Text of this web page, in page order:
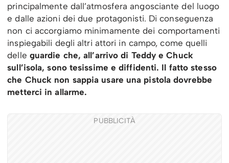
principalmente dall’atmosfera angosciante del luogo
e dalle azioni dei due protagonisti. Di conseguenza
non ci accorgiamo minimamente dei comportamenti
inspiegabili degli altri attori in campo, come quelli
delle guardie che, all’arrivo di Teddy e Chuck
sull’isola, sono tesissime e diffidenti. Il fatto stesso
che Chuck non sappia usare una pistola dovrebbe
metterci in allarme.
PUBBLICITÀ